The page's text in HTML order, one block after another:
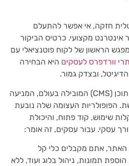
חזקה, אי אפשר להתעלם
מקצועי. כרטיס הביקור
הראשון של לקוח פוטנציאלי עם
וורדפרס לעסקים היא הבחירה
ובצדק גמור.
וורדפרס היא מערכת ניהול תוכן (CMS) המובילה בעולם, המניעה
הפופולריות העצומה שלה נובעת
שימוש, קוד פתוח, והיכולת
עסקי. עבור עסקים, זה אומר:
האתר, אתם מקבלים כלי קל
הוספת תמונות, ניהול בלוג ועוד, ללא